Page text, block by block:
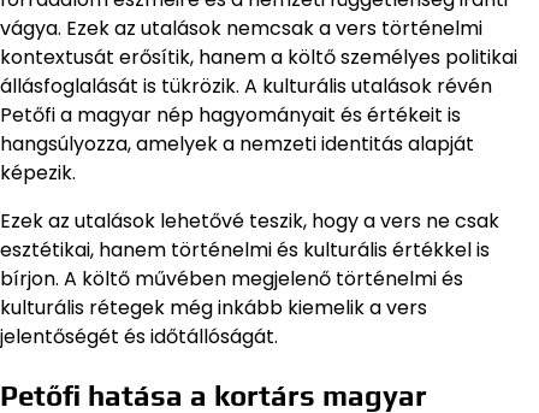
vágya. Ezek az utalások nemcsak a vers történelmi
kontextusát erősítik, hanem a költő személyes politikai
állásfoglalását is tükrözik. A kulturális utalások révén
Petőfi a magyar nép hagyományait és értékeit is
hangsúlyozza, amelyek a nemzeti identitás alapját
képezik.
Ezek az utalások lehetővé teszik, hogy a vers ne csak
esztétikai, hanem történelmi és kulturális értékkel is
bírjon. A költő művében megjelenő történelmi és
kulturális rétegek még inkább kiemelik a vers
jelentőségét és időtállóságát.
Petőfi hatása a kortárs magyar